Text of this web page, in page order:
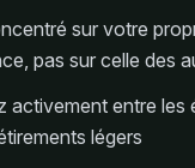
sur votre
pas sur celle des
activement entre les
légers